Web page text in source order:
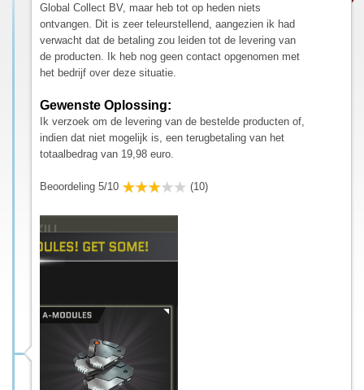
Global Collect BV, maar heb tot op heden niets
ontvangen. Dit is zeer teleurstellend, aangezien ik had
verwacht dat de betaling zou leiden tot de levering van
de producten. Ik heb nog geen contact opgenomen met
het bedrijf over deze situatie.
Gewenste Oplossing:
Ik verzoek om de levering van de bestelde producten of,
indien dat niet mogelijk is, een terugbetaling van het
totaalbedrag van 19,98 euro.
Beoordeling 5/10 (10)